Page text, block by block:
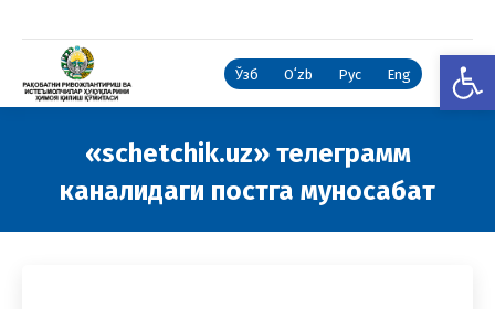
Ўзб Oʻzb Рус Eng
«schetchik.uz» телеграмм
каналидаги постга муносабат